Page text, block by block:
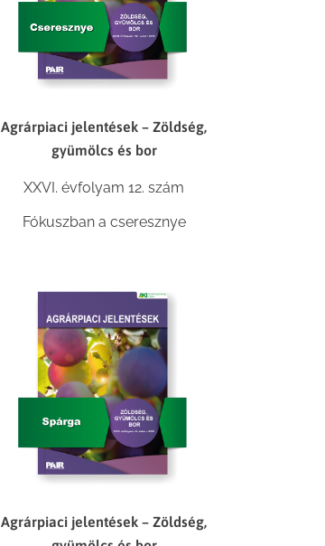
Agrárpiaci jelentések – Zöldség,
gyümölcs és bor
XXVI. évfolyam 12. szám
Fókuszban a cseresznye
Agrárpiaci jelentések – Zöldség,